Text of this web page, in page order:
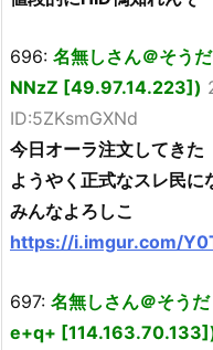
696: 名無しさん＠そう
NNzZ [49.97.14.223])
ID:5ZKsmGXNd
今日オーラ注文してきた
ようやく正式なスレ民に
みんなよろしこ
https://i.imgur.com/
697: 名無しさん＠そう
e+q+